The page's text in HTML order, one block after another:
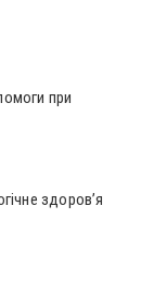
при
здоров’я